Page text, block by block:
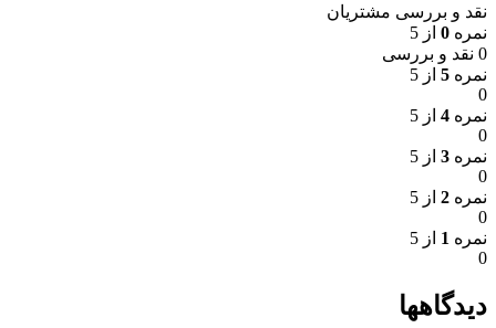
نقد و بررسی مشتریان
نمره 0 از 5
0 نقد و بررسی
نمره 5 از 5
0
نمره 4 از 5
0
نمره 3 از 5
0
نمره 2 از 5
0
نمره 1 از 5
0
دیدگاهها